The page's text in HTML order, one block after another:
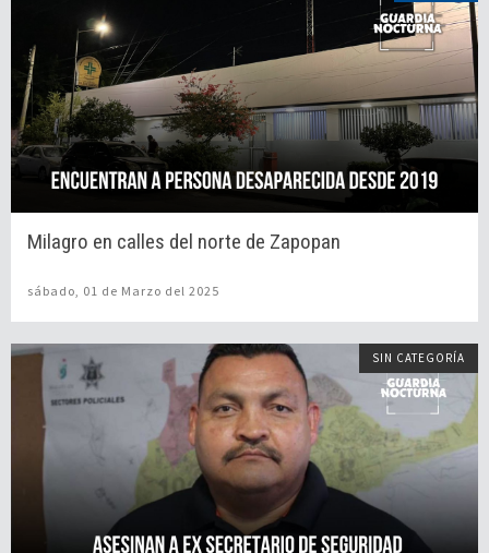
Milagro en calles del norte de Zapopan
sábado, 01 de Marzo del 2025
SIN CATEGORÍA